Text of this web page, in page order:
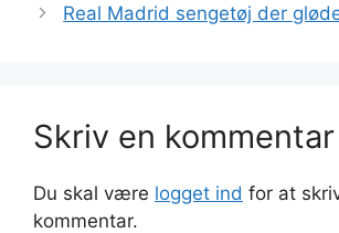
Real Madrid sengetøj der
Skriv en kommentar
Du skal være logget ind for at
kommentar.